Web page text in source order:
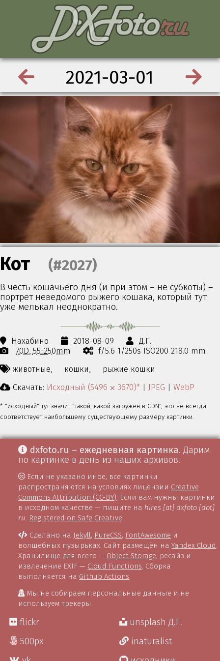
2021-03-01
Кот (#2027)
В честь кошачьего дня (и при этом – не субкоты) –
портрет неведомого рыжего кошака, который тут
уже мелькал неоднократно.
Нахабино 2018-08-09
Д.Г.
70D 55-250mm
f/5.6 1/250s ISO200 218.0 mm
животные,
кошки,
рыжие кошки
Скачать: Исходный (5496 ⨉ 3670)* | JPEG | WebP
* "исходный" тут значит "такой, какой загружен в CDN", это не всегда
соответствует наибольшему существующему размеру картинки.
dxfoto.ru – ежедневная картинка. Дарим
по картинке в день из наших архивов.
Если не указано иное, все картинки
распространяются на условиях лицензии Creative
Commons Attribution (CC-BY). Если вам нужны картинки
в исходном качестве — пишите на hires [at] dxfoto [dot]
ru. Registered on Safe Creative
Сделано на Jekyll, PureCSS, FontAwesome и
волшебных пузырьках. Сайт размещён наYandex Cloud
Хранилище для всего — Object Storage, ресайз и
извлечение EXIF — Cloud Functions . Сборка
выполняется на Github Actions
Мы не собираем персональные данные и не
используем трекеры.
flickr
500px
unsplash Д.Г.
inaturalist